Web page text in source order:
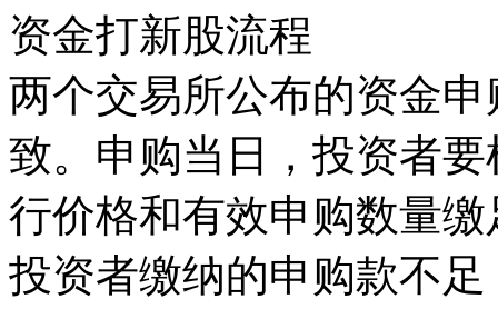
资金打新股流程
两个交易所公布的资金
致。申购当日，投资者
行价格和有效申购数量
投资者缴纳的申购款不